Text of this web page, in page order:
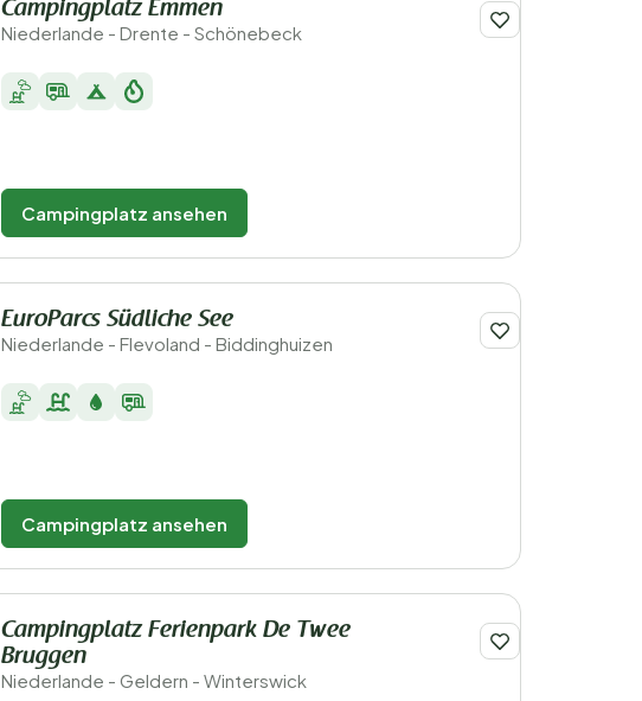
Campingplatz Emmen
Niederlande - Drente - Schönebeck
Campingplatz ansehen
EuroParcs Südliche See
Niederlande - Flevoland - Biddinghuizen
Campingplatz ansehen
Campingplatz Ferienpark De Twee
Bruggen
Niederlande - Geldern - Winterswick